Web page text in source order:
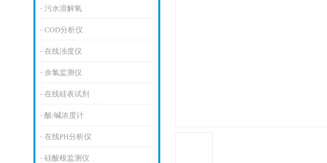
污水溶解氧
COD分析仪
在线浊度仪
余氯监测仪
在线硅表试剂
酸/碱浓度计
在线PH分析仪
硅酸根监测仪